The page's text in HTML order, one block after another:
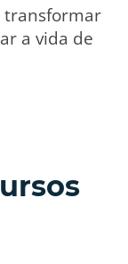
transformar
a vida de